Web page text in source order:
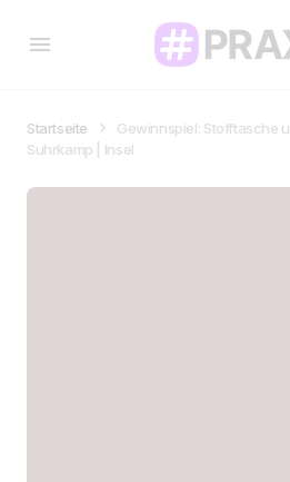
Startseite
Gewinnspiel: Stofftasche
Suhrkamp | Insel